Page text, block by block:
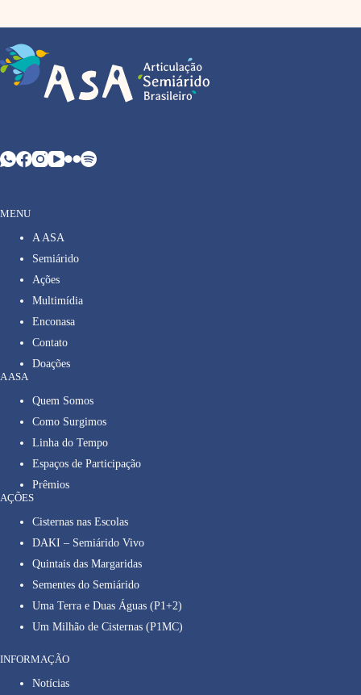
MENU
A ASA
Semiárido
Ações
Multimídia
Enconasa
Contato
Doações
A ASA
Quem Somos
Como Surgimos
Linha do Tempo
Espaços de Participação
Prêmios
AÇÕES
Cisternas nas Escolas
DAKI – Semiárido Vivo
Quintais das Margaridas
Sementes do Semiárido
Uma Terra e Duas Águas (P1+2)
Um Milhão de Cisternas (P1MC)
INFORMAÇÃO
Notícias